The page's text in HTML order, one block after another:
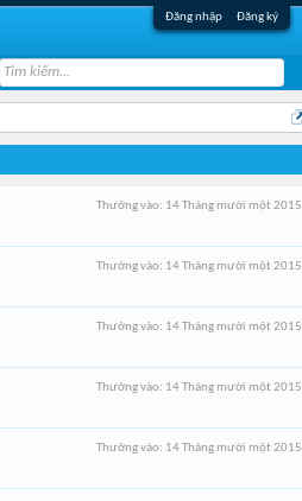
Đăng nhập Đăng ký
Thưởng vào: 14 Tháng mười một 2015
Thưởng vào: 14 Tháng mười một 2015
Thưởng vào: 14 Tháng mười một 2015
Thưởng vào: 14 Tháng mười một 2015
Thưởng vào: 14 Tháng mười một 2015